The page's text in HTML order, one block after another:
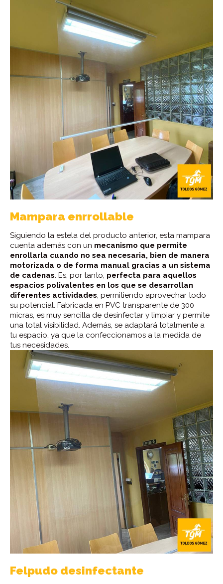
Mampara enrrollable
Siguiendo la estela del producto anterior, esta mampara
cuenta además con un mecanismo que permite
enrollarla cuando no sea necesaria, bien de manera
motorizada o de forma manual gracias a un sistema
de cadenas . Es, por tanto, perfecta para aquellos
espacios polivalentes en los que se desarrollan
diferentes actividades , permitiendo aprovechar todo
su potencial. Fabricada en PVC transparente de 300
micras, es muy sencilla de desinfectar y limpiar y permite
una total visibilidad. Además, se adaptará totalmente a
tu espacio, ya que la confeccionamos a la medida de
tus necesidades.
Felpudo desinfectante